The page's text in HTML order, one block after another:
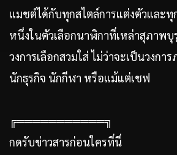
แมชต์ได้กับทุกสไตล์การแต่งตัวและทุ
หนึ่งในตัวเลือกนาฬิกาที่เหล่าสุภาพ
วงการเลือกสวมใส่ ไม่ว่าจะเป็นวงกา
นักธุรกิจ นักกีฬา หรือแม้แต่เชฟ
╔═══════════╗
กดรับข่าวสารก่อนใครที่นี่